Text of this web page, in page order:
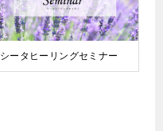
シータヒーリングセミナー